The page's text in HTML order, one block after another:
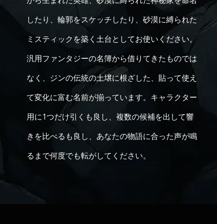
したり、輪郭をスケッチしたり、砂漠に縛られた
ミスティックを築く土台としてお使いください。
汎用ファンタジーの名簿から借りてきたものでは
なく、ジンの伝統の土壌に根ざした、貼って使え
て変化に富む名前が揃っています。キャラクター
用に1つだけ引くも良し、複数の候補を出して響
きを比べるも良し、あなたの物語に合った声が鳴
るまで何度でも転がしてください。